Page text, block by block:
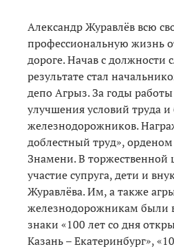
Александр Журавлёв всю
профессиональную жизнь
дороге. Начав с должности
результате стал
депо Агрыз. За годы
улучшения условий труда
железнодорожников.
доблестный труд»,
Знамени. В
участие супруга, дети и
Журавлёва. Им, а также
железнодорожникам были
знаки «100 лет со дня
Казань – Екатеринбург»,